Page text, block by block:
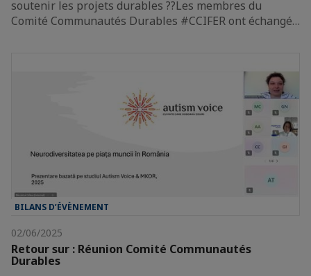
soutenir les projets durables ?‍?Les membres du
Comité Communautés Durables #CCIFER ont échangé…
BILANS D’ÉVÈNEMENT
02/06/2025
Retour sur : Réunion Comité Communautés
Durables